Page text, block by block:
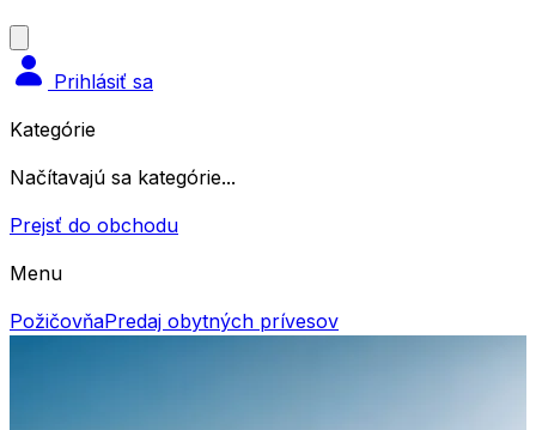
Prihlásiť sa
Kategórie
Načítavajú sa kategórie...
Prejsť do obchodu
Menu
PožičovňaPredaj obytných prívesov